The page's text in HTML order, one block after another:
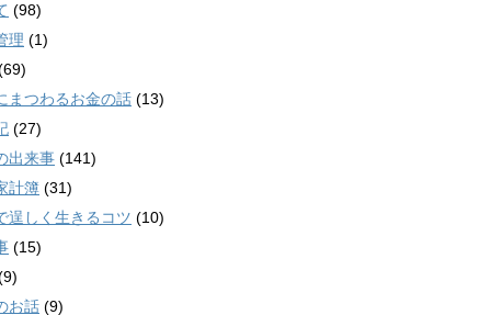
(98)
理 (1)
まつわるお金の話 (13)
(27)
出来事 (141)
計簿 (31)
逞しく生きるコツ (10)
(15)
お話 (9)